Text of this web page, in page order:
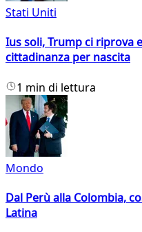
Stati Uniti
Ius soli, Trump ci riprova
cittadinanza per nascita
1 min di lettura
Mondo
Dal Perù alla Colombia,
Latina